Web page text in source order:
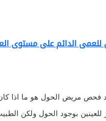
للعمى الدائم على مستوى
مريض الحول هو ما اذا كان
بوجود الحول ولكن